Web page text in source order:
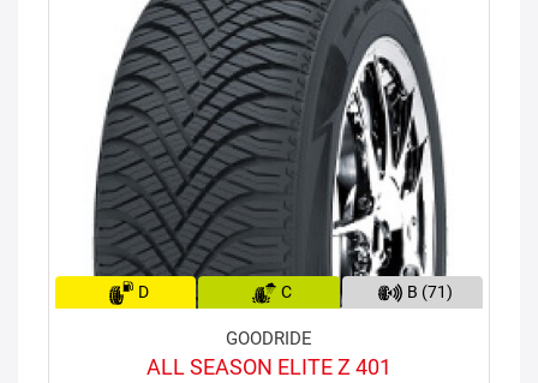
D C B (71)
GOODRIDE
ALL SEASON ELITE Z 401